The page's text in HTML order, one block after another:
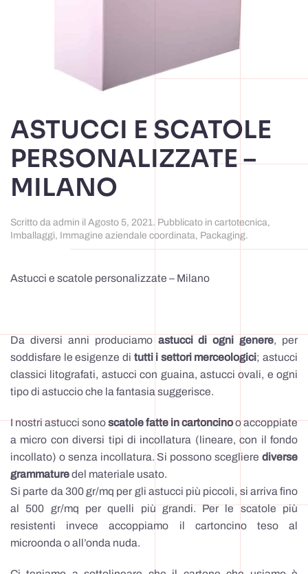
ASTUCCI E SCATOLE
PERSONALIZZATE –
MILANO
Scritto da admin il Agosto 5, 2021 . Pubblicato in cartotecnica,
Imballaggi, Immagine aziendale coordinata, Packaging.
Astucci e scatole personalizzate – Milano
Da diversi anni produciamo astucci di ogni genere, per
soddisfare le esigenze di tutti i settori merceologici; astucci
classici litografati, astucci con guaina, astucci ovali, e ogni
tipo di astuccio che la fantasia suggerisce.
I nostri astucci sonoscatole fatte in cartoncinoo accoppiate
a micro con diversi tipi di incollatura (lineare, con il fondo
incollato) o senza incollatura. Si possono scegliere diverse
grammaturedel materiale usato.
Si parte da 300 gr/mq per gli astucci più piccoli, si arriva fino
al 500 gr/mq per quelli più grandi. Per le scatole più
resistenti invece accoppiamo il cartoncino teso al
microonda o all’onda nuda.